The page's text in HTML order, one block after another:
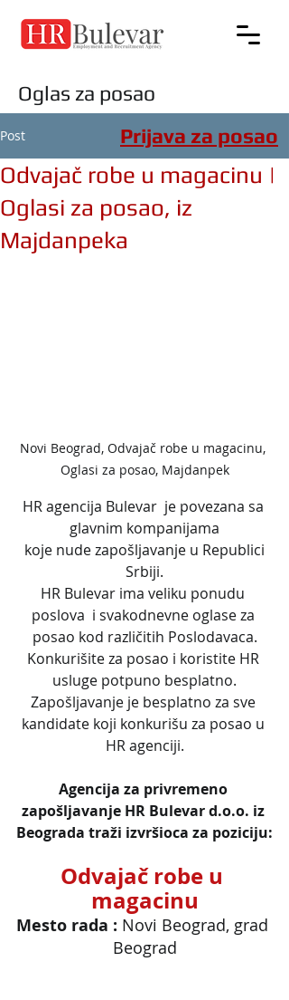
Oglas za posao
Post
Odvajač robe u magacinu |
Oglasi za posao, iz
Majdanpeka
Novi Beograd, Odvajač robe u magacinu,
Oglasi za posao, Majdanpek
HR agencija Bulevar  je povezana sa
glavnim kompanijama
Srbiji.
HR Bulevar ima veliku ponudu
poslova  i svakodnevne oglase za
posao kod različitih Poslodavaca.
Konkurišite za posao i koristite HR
usluge potpuno besplatno.
Zapošljavanje je besplatno za sve
kandidate koji konkurišu za posao u
HR agenciji.
Agencija za privremeno
zapošljavanje HR Bulevar d.o.o. iz
Beograda traži izvršioca za poziciju:
Odvajač robe u
magacinu
Mesto rada : Novi Beograd, grad
Beograd
Prijava za posao